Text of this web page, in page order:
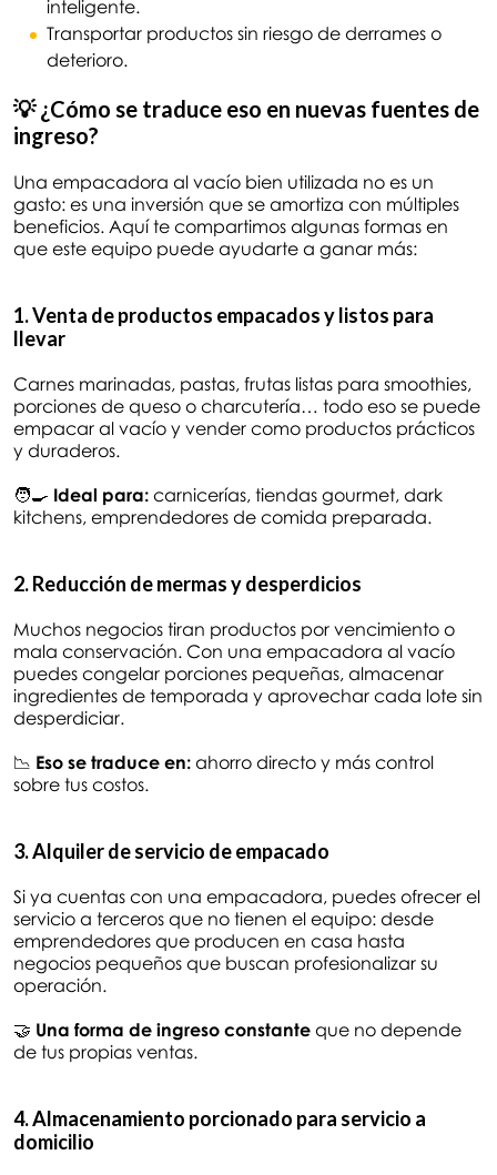
inteligente.
Transportar productos sin riesgo de derrames o
deterioro.
💡 ¿Cómo se traduce eso en nuevas fuentes de
ingreso?
Una empacadora al vacío bien utilizada no es un
gasto: es una inversión que se amortiza con múltiples
beneficios. Aquí te compartimos algunas formas en
que este equipo puede ayudarte a ganar más:
1. Venta de productos empacados y listos para
llevar
Carnes marinadas, pastas, frutas listas para smoothies,
porciones de queso o charcutería… todo eso se puede
empacar al vacío y vender como productos prácticos
y duraderos.
🧑‍🍳 Ideal para: carnicerías, tiendas gourmet, dark
kitchens, emprendedores de comida preparada.
2. Reducción de mermas y desperdicios
Muchos negocios tiran productos por vencimiento o
mala conservación. Con una empacadora al vacío
puedes congelar porciones pequeñas, almacenar
ingredientes de temporada y aprovechar cada lote sin
desperdiciar.
📉 Eso se traduce en: ahorro directo y más control
sobre tus costos.
3. Alquiler de servicio de empacado
Si ya cuentas con una empacadora, puedes ofrecer el
servicio a terceros que no tienen el equipo: desde
emprendedores que producen en casa hasta
negocios pequeños que buscan profesionalizar su
operación.
🤝 Una forma de ingreso constante que no depende
de tus propias ventas.
4. Almacenamiento porcionado para servicio a
domicilio